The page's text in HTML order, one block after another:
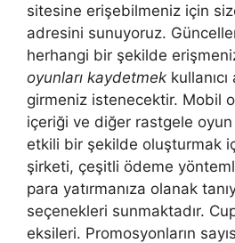
sitesine erişebilmeniz için
adresini sunuyoruz.
herhangi bir şekilde
oyunları kaydetmek
girmeniz istenecektir. Mobil
içeriği ve diğer rastgele oyun
etkili bir şekilde oluşturmak
şirketi, çeşitli ödeme
para yatırmanıza olanak
seçenekleri sunmaktadır.
eksileri. Promosyonların